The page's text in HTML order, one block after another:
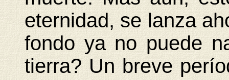
eternidad, se lanza
fondo ya no puede
tierra? Un breve